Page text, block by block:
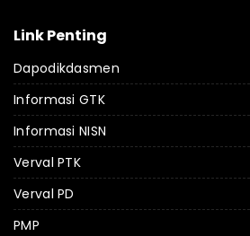
Link Penting
Dapodikdasmen
Informasi GTK
Informasi NISN
Verval PTK
Verval PD
PMP